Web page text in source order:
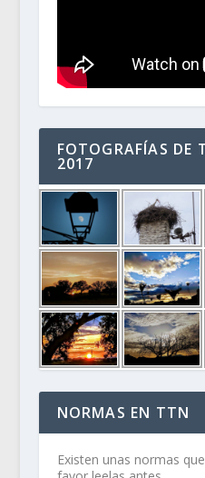
FOTOGRAFÍAS DE
2017
NORMAS EN TTN
Existen unas normas